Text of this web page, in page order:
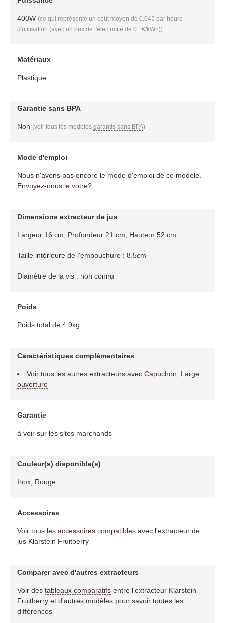
400W (ce qui représente un coût moyen de 0.04€ par heure
d'utilisation (avec un prix de l'électricité de 0.1€/kWh))
Matériaux
Plastique
Garantie sans BPA
Non (voir tous les modèles garantis sans BPA)
Mode d'emploi
Nous n'avons pas encore le mode d'emploi de ce modèle.
Envoyez-nous le votre?
Dimensions extracteur de jus
Largeur 16 cm, Profondeur 21 cm, Hauteur 52 cm
Taille intérieure de l'embouchure : 8.5cm
Diamètre de la vis : non connu
Poids
Poids total de 4.9kg
Caractéristiques complémentaires
Voir tous les autres extracteurs avec Capuchon
Large
ouverture
Garantie
à voir sur les sites marchands
Couleur(s) disponible(s)
Inox, Rouge
Accessoires
Voir tous les accessoires compatiblesavec l'extracteur de
jus Klarstein Fruitberry
Comparer avec d'autres extracteurs
Voir des tableaux comparatifsentre l'extracteur Klarstein
Fruitberry et d'autres modèles pour savoir toutes les
différences